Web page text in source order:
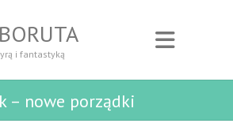
i fantastyką
– nowe porządki